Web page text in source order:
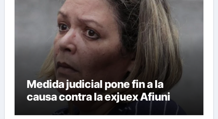
Medida judicial pone fin a la
causa contra la exjuex Afiuni